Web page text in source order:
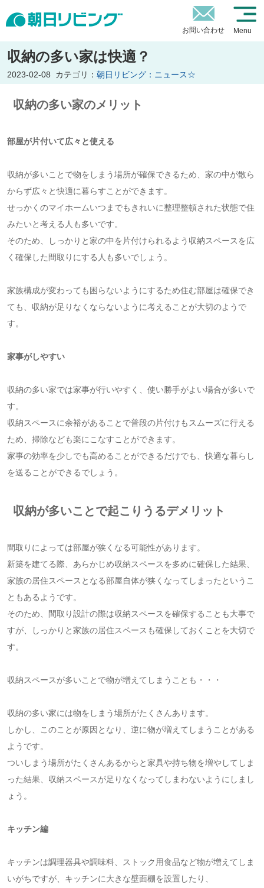
お問い合わせ Menu
収納の多い家は快適？
2023-02-08 カテゴリ： 朝日リビング：ニュース☆
収納の多い家のメリット
部屋が片付いて広々と使える
収納が多いことで物をしまう場所が確保できるため、家の中が散ら
からず広々と快適に暮らすことができます。
せっかくのマイホームいつまでもきれいに整理整頓された状態で住
みたいと考える人も多いです。
そのため、しっかりと家の中を片付けられるよう収納スペースを広
く確保した間取りにする人も多いでしょう。
家族構成が変わっても困らないようにするため住む部屋は確保でき
ても、収納が足りなくならないように考えることが大切のようで
す。
家事がしやすい
収納の多い家では家事が行いやすく、使い勝手がよい場合が多いで
す。
収納スペースに余裕があることで普段の片付けもスムーズに行える
ため、掃除なども楽にこなすことができます。
家事の効率を少しでも高めることができるだけでも、快適な暮らし
を送ることができるでしょう。
収納が多いことで起こりうるデメリット
間取りによっては部屋が狭くなる可能性があります。
新築を建てる際、あらかじめ収納スペースを多めに確保した結果、
家族の居住スペースとなる部屋自体が狭くなってしまったというこ
ともあるようです。
そのため、間取り設計の際は収納スペースを確保することも大事で
すが、しっかりと家族の居住スペースも確保しておくことを大切で
す。
収納スペースが多いことで物が増えてしまうことも・・・
収納の多い家には物をしまう場所がたくさんあります。
しかし、このことが原因となり、逆に物が増えてしまうことがある
ようです。
ついしまう場所がたくさんあるからと家具や持ち物を増やしてしま
った結果、収納スペースが足りなくなってしまわないようにしまし
ょう。
キッチン編
キッチンは調理器具や調味料、ストック用食品など物が増えてしま
いがちですが、キッチンに大きな壁面棚を設置したり、